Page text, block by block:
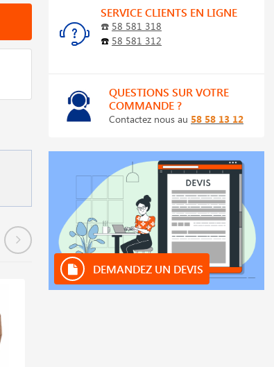
SERVICE CLIENTS EN LIGNE
☎️ 58 581 318
☎️ 58 581 312
QUESTIONS SUR VOTRE
COMMANDE ?
Contactez nous au 58 58 13 12
DEMANDEZ UN DEVIS